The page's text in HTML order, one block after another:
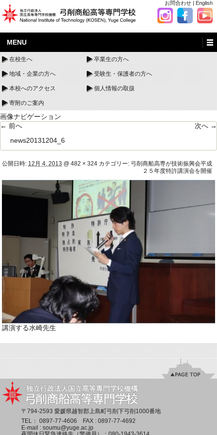
お問合わせ | English
MENU
在校生へ 卒業生の方へ
地域・企業の方へ 受験生・保護者の方へ
本校へのアクセス 個人情報の取扱
寄附のご案内
画像ナビゲーション
← 前へ
次へ →
news20131204_6
公開日時: 12月 4, 2013 @ 482 × 324 カテゴリー: 弓削商船高専が技術振興会平成
２５年度特許講演会を開催
講演する水崎先生
〒794-2593 愛媛県越智郡上島町弓削下弓削1000番地
TEL： 0897-77-4606 FAX : 0897-77-4692
E-mail : soumu@yuge.ac.jp